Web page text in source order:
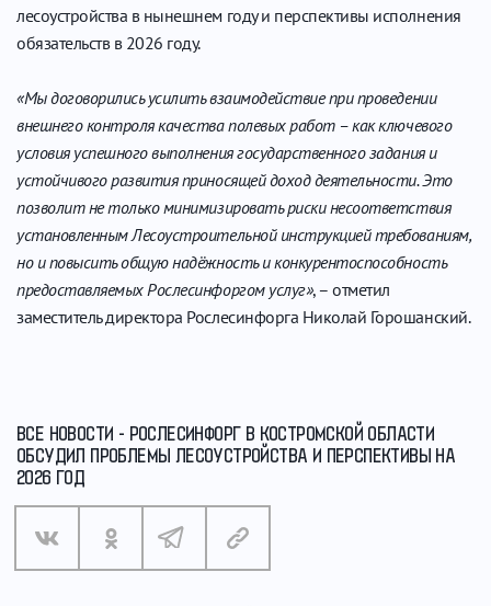
лесоустройства в нынешнем году и перспективы исполнения
обязательств в 2026 году.
«Мы договорились усилить взаимодействие при проведении
внешнего контроля качества полевых работ – как ключевого
условия успешного выполнения государственного задания и
устойчивого развития приносящей доход деятельности. Это
позволит не только минимизировать риски несоответствия
установленным Лесоустроительной инструкцией требованиям,
но и повысить общую надёжность и конкурентоспособность
предоставляемых Рослесинфоргом услуг», – отметил
заместитель директора Рослесинфорга Николай Горошанский.
ВСЕ НОВОСТИ - РОСЛЕСИНФОРГ В КОСТРОМСКОЙ ОБЛАСТИ
ОБСУДИЛ ПРОБЛЕМЫ ЛЕСОУСТРОЙСТВА И ПЕРСПЕКТИВЫ НА
2026 ГОД